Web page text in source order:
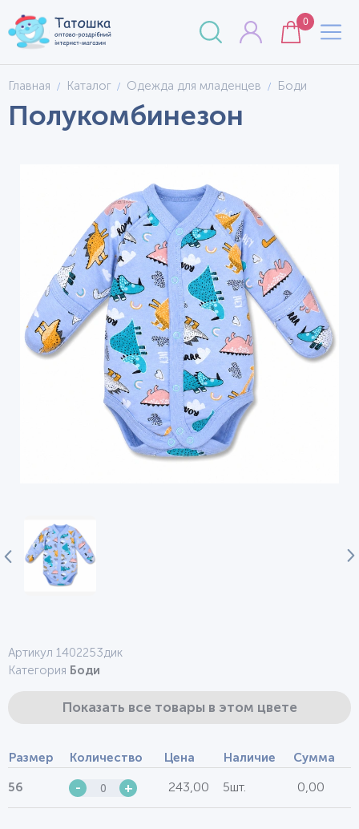
0
Главная Каталог Одежда для младенцев Боди
Полукомбинезон
Артикул 1402253дик
Категория Боди
Показать все товары в этом цвете
Размер Количество Цена Наличие Сумма
56 - + 243,00 5шт. 0,00